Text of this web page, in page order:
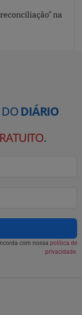
na
DODIÁRIO
.
com nossa política de
privacidade.